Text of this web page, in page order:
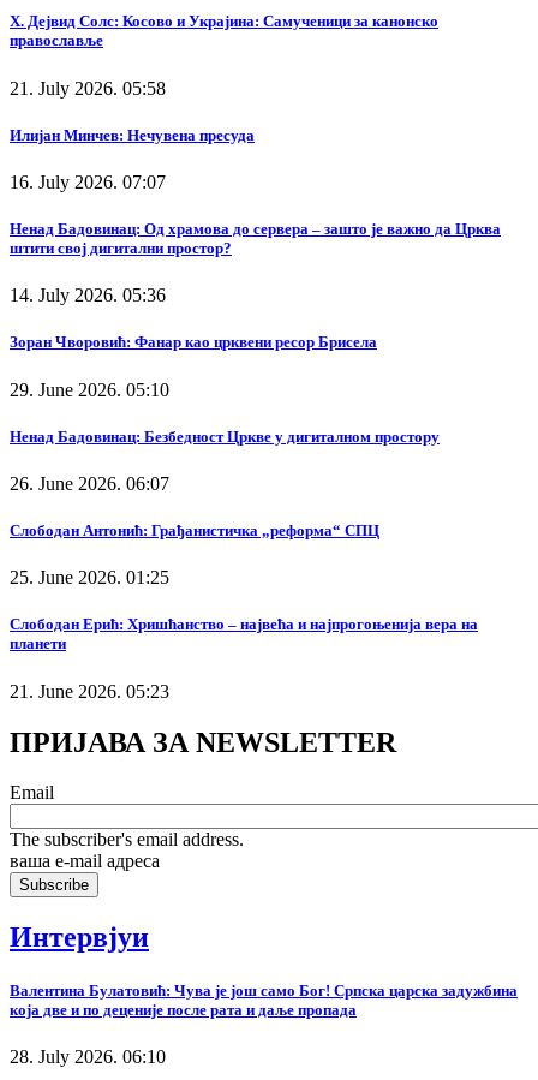
Х. Дејвид Солс: Косово и Украјина: Самученици за канонско
православље
21. July 2026. 05:58
Илијан Минчев: Нечувена пресуда
16. July 2026. 07:07
Ненад Бадовинац: Од храмова до сервера – зашто је важно да Црква
штити свој дигитални простор?
14. July 2026. 05:36
Зоран Чворовић: Фанар као црквени ресор Брисела
29. June 2026. 05:10
Ненад Бадовинац: Безбедност Цркве у дигиталном простору
26. June 2026. 06:07
Слободан Антонић: Грађанистичка „реформа“ СПЦ
25. June 2026. 01:25
Слободан Ерић: Хришћанство – највећа и најпрогоњенија вера на
планети
21. June 2026. 05:23
ПРИЈАВА ЗА NEWSLETTER
Email
The subscriber's email address.
ваша е-mail адреса
Интервјуи
Валентина Булатовић: Чува је још само Бог! Српска царска задужбина
која две и по деценије после рата и даље пропада
28. July 2026. 06:10